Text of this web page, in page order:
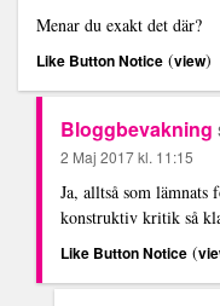
Menar du exakt det där?
Like Button Notice (view)
Bloggbevakning
2 Maj 2017 kl. 11:15
Ja, alltså som
konstruktiv kritik så
Like Button Notice (